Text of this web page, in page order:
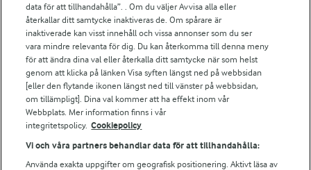
Falbygdens Ost
Arla webbshop
Bildbank
Följ oss
data för att tillhandahålla”. . Om du väljer Avvisa alla eller
återkallar ditt samtycke inaktiveras de. Om spårare är
inaktiverade kan visst innehåll och vissa annonser som du ser
vara mindre relevanta för dig. Du kan återkomma till denna meny
för att ändra dina val eller återkalla ditt samtycke när som helst
genom att klicka på länken Visa syften längst ned på webbsidan
[eller den flytande ikonen längst ned till vänster på webbsidan,
om tillämpligt]. Dina val kommer att ha effekt inom vår
Webbplats. Mer information finns i vår
integritetspolicy. Cookiepolicy
Vi och våra partners behandlar data för att tillhandahålla:
Använda exakta uppgifter om geografisk positionering. Aktivt läsa av